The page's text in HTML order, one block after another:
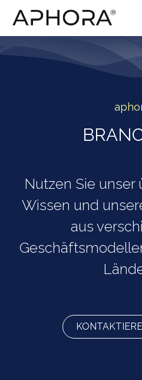
Nutzen Sie
Wissen und
aus